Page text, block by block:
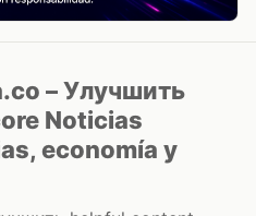
– Улучшить
Noticias
economía y